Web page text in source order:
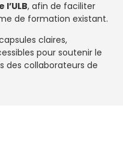
, afin de faciliter
de formation existant.
claires,
pour soutenir le
des collaborateurs de